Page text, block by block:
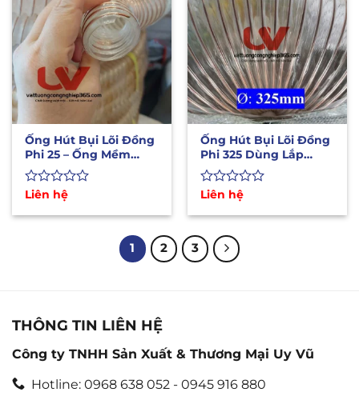
Ống Hút Bụi Lõi Đồng
Phi 25 – Ống Mềm
Chịu Nhiệt Lắp Máy
CNC
Được
hạng
Liên hệ
Ống Hút Bụi Lõi Đồng
Phi 325 Dùng Lắp
Quạt Hút Công
Nghiệp
Được
hạng
0
5
sao
Liên hệ
1 2 3
THÔNG TIN LIÊN HỆ
Công ty TNHH Sản Xuất & Thương Mại Uy Vũ
Hotline: 0968 638 052 - 0945 916 880